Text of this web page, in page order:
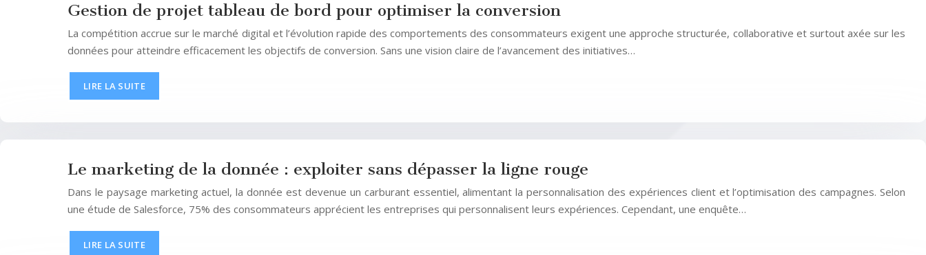
Gestion de projet tableau de bord pour optimiser la conversion
La compétition accrue sur le marché digital et l’évolution rapide des comportements des consommateurs exigent une approche structurée, collaborative et surtout axée sur les
données pour atteindre efficacement les objectifs de conversion. Sans une vision claire de l’avancement des initiatives…
LIRE LA SUITE
Le marketing de la donnée : exploiter sans dépasser la ligne rouge
Dans le paysage marketing actuel, la donnée est devenue un carburant essentiel, alimentant la personnalisation des expériences client et l’optimisation des campagnes. Selon
une étude de Salesforce, 75% des consommateurs apprécient les entreprises qui personnalisent leurs expériences. Cependant, une enquête…
LIRE LA SUITE